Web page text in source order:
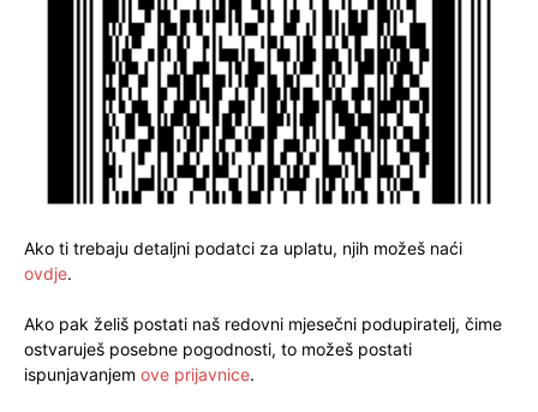
Ako ti trebaju detaljni podatci za uplatu, njih možeš naći
ovdje.
Ako pak želiš postati naš redovni mjesečni podupiratelj, čime
ostvaruješ posebne pogodnosti, to možeš postati
ispunjavanjem ove prijavnice.